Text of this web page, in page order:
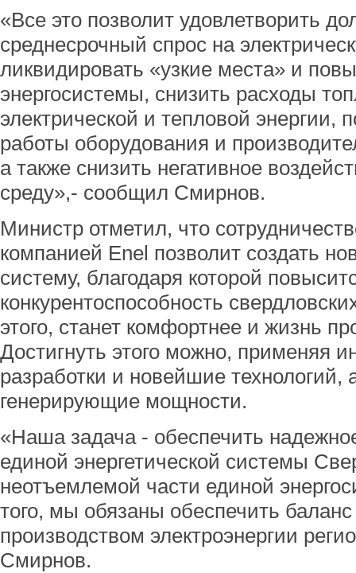
«Все это позволит удовлетворить
среднесрочный спрос на
ликвидировать «узкие места» и
энергосистемы, снизить расходы
электрической и тепловой энергии,
работы оборудования и
а также снизить негативное
среду»,- сообщил Смирнов.
Министр отметил, что
компанией Еnel позволит создать
систему, благодаря которой
конкурентоспособность
этого, станет комфортнее и жизнь
Достигнуть этого можно, применяя
разработки и новейшие технологий,
генерирующие мощности.
«Наша задача - обеспечить
единой энергетической системы
неотъемлемой части единой
того, мы обязаны обеспечить
производством электроэнергии
Смирнов.